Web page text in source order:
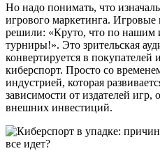
Но надо понимать, что
игрового маркетинга. Игровые
решили: «Круто, что по нашим
турниры!». Это зрительская
конвертируется в покупателей
киберспорт. Просто со
индустрией, которая
зависимости от издателей
внешних инвестиций.